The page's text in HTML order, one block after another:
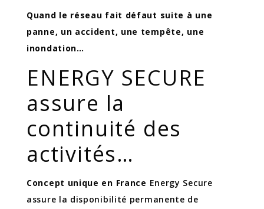
Quand le réseau fait défaut suite à une
panne, un accident, une tempête, une
inondation…
ENERGY SECURE
assure la
continuité des
activités…
Concept unique en France Energy Secure
assure la disponibilité permanente de